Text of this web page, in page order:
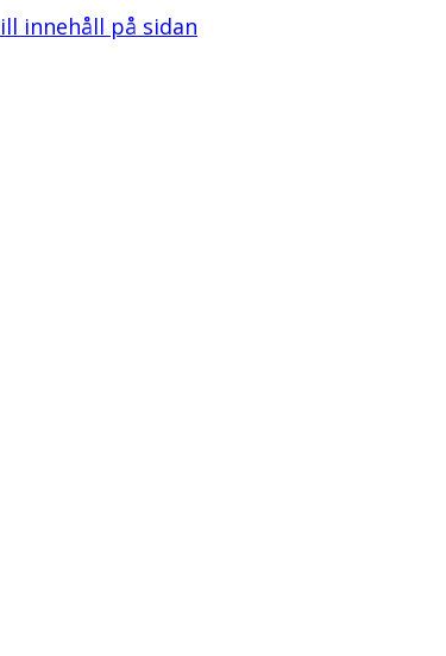
innehåll på sidan